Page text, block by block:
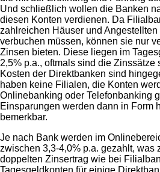
Und schließlich wollen die Banken
diesen Konten verdienen. Da
zahlreichen Häuser und
verbuchen müssen, können sie nur
Zinsen bieten. Diese liegen im
2,5% p.a., oftmals sind die Zinssätze
Kosten der Direktbanken sind
haben keine Filialen, die Konten
Onlinebanking oder Telefonbanking
Einsparungen werden dann in Form
bemerkbar.
Je nach Bank werden im
zwischen 3,3-4,0% p.a. gezahlt, was
doppelten Zinsertrag wie bei
Tagesgeldkonten für einige